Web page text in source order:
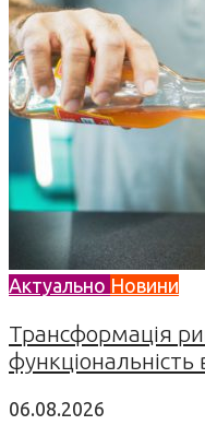
Актуально Новини
Трансформація
функціональність
06.08.2026